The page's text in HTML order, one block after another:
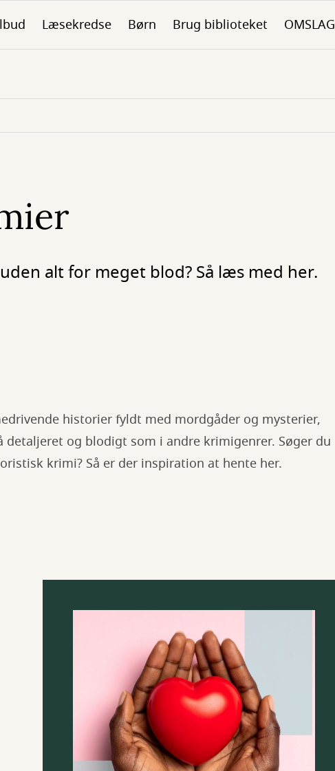
Læsekredse Børn Brug biblioteket OMSLAG
alt for meget blod? Så læs med her.
historier fyldt med mordgåder og mysterier,
detaljeret og blodigt som i andre krimigenrer. Søger du
krimi? Så er der inspiration at hente her.